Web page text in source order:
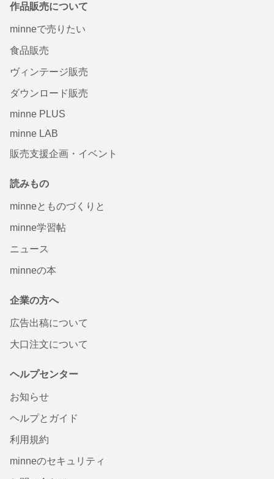
作品販売について
minneで売りたい
食品販売
ヴィンテージ販売
ダウンロード販売
minne PLUS
minne LAB
販売支援企画・イベント
読みもの
minneとものづくりと
minne学習帖
ニュース
minneの本
企業の方へ
広告出稿について
大口注文について
ヘルプセンター
お知らせ
ヘルプとガイド
利用規約
minneのセキュリティ